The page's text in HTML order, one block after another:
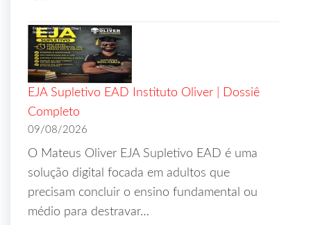
EJA Supletivo EAD Instituto Oliver | Dossiê
Completo
09/08/2026
O Mateus Oliver EJA Supletivo EAD é uma
solução digital focada em adultos que
precisam concluir o ensino fundamental ou
médio para destravar…